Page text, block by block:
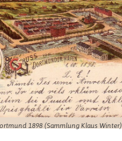
1898 (Sammlung Klaus Winter)